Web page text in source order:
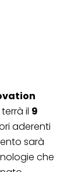
terrà il 9
aderenti
sarà
che